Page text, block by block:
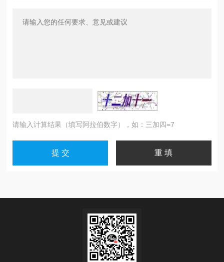
请输入计算结果（填写阿拉伯数字），如：三加四=7